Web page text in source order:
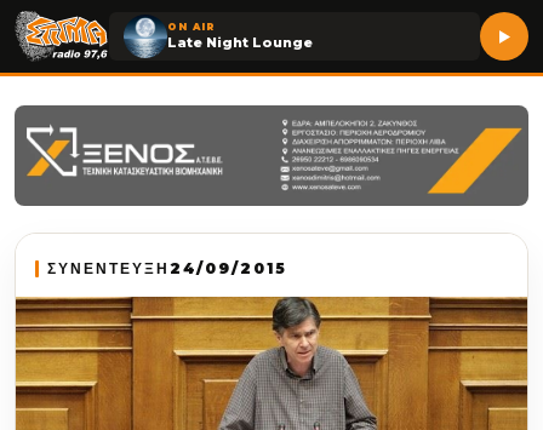
ON AIR
Late Night Lounge
ΣΥΝΕΝΤΕΥΞΗ 24/09/2015